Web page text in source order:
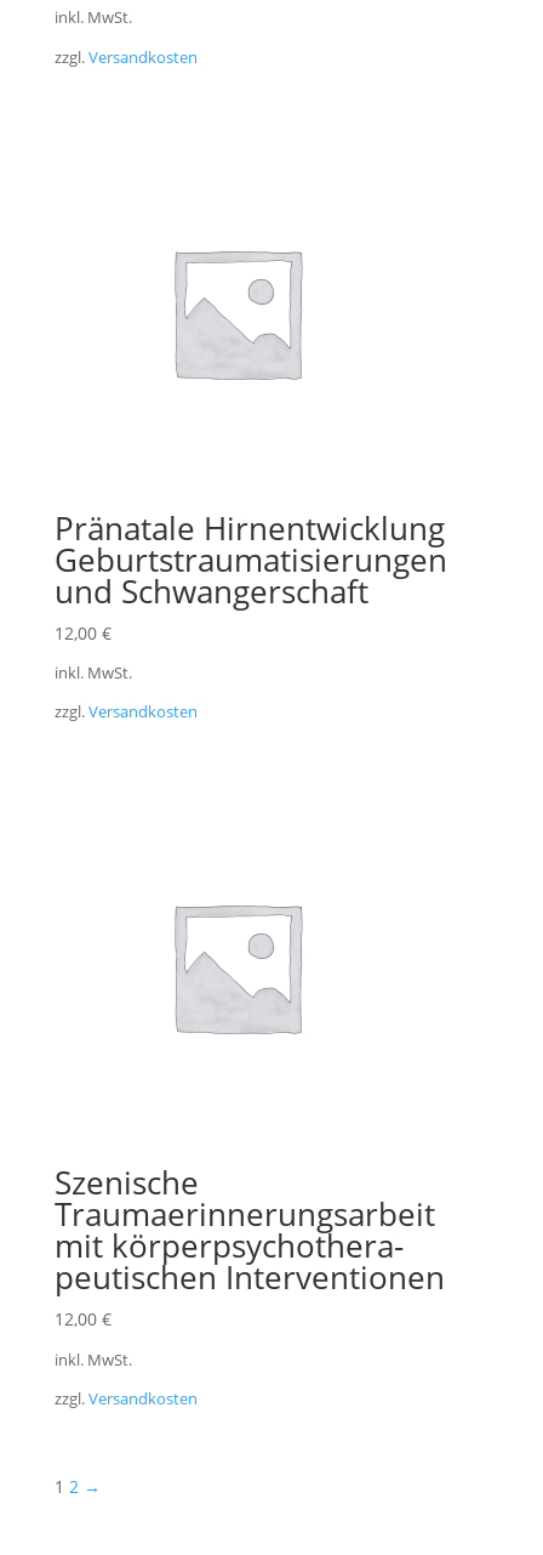
inkl. MwSt.
zzgl.Versandkosten
Pränatale Hirnentwicklung
Geburtstraumatisierungen
und Schwangerschaft
12,00 €
inkl. MwSt.
zzgl.Versandkosten
Szenische
Traumaerinnerungsarbeit
mit körper­psycho­thera­
peutischen Interventionen
12,00 €
inkl. MwSt.
zzgl.Versandkosten
1 2 →